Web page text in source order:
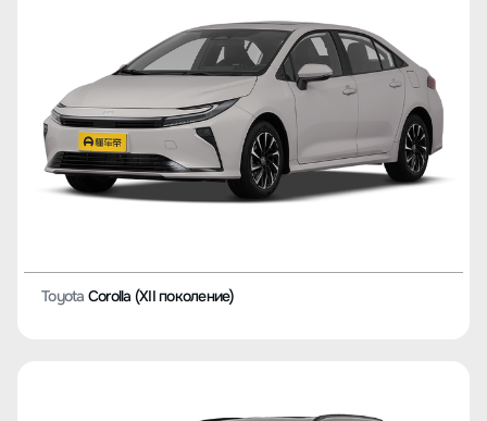
Toyota Highlander (III поколение)